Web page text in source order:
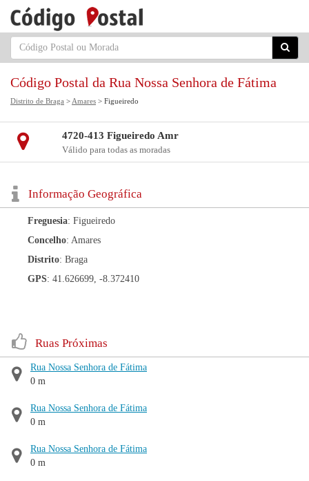
Código Postal da Rua Nossa Senhora de Fátima
Distrito de Braga > Amares > Figueiredo
4720-413 Figueiredo Amr
Válido para todas as moradas
Informação Geográfica
Freguesia: Figueiredo
Concelho: Amares
Distrito: Braga
GPS: 41.626699, -8.372410
Ruas Próximas
Rua Nossa Senhora de Fátima
0 m
Rua Nossa Senhora de Fátima
0 m
Rua Nossa Senhora de Fátima
0 m